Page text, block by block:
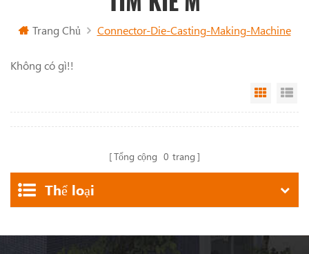
Trang Chủ Connector-Die-Casting-Making-Machine
Không có gì!!
Grid
Tổng cộng 0 trang
Thể loại